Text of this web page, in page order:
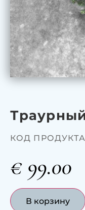
КОД
€ 99.00
В корзину